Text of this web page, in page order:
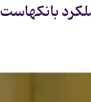
بانکهاست